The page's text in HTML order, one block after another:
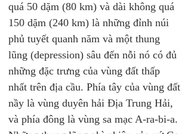
quá 50 dặm (80 km) và dài không quá
150 dặm (240 km) là những đỉnh núi
phủ tuyết quanh năm và một thung
lũng (depression) sâu đến nỗi nó có đủ
những đặc trưng của vùng đất thấp
nhất trên địa cầu. Phía tây của vùng đất
nầy là vùng duyên hải Địa Trung Hải,
và phía đông là vùng sa mạc A-ra-bi-a.